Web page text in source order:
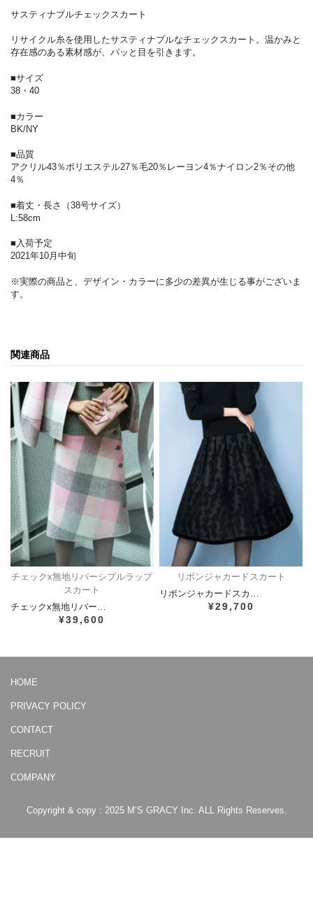
サスティナブルチェックスカート
リサイクル糸を使用したサスティナブルなチェックスカート。温かみと
存在感のある素材感が、パッと目を引きます。
■サイズ
38・40
■カラー
BK/NY
■品質
アクリル43％ポリエステル27％毛20％レーヨン4％ナイロン2％その他
4％
■着丈・長さ（38号サイズ）
L:58cm
■入荷予定
2021年10月中旬
※実際の商品と、デザイン・カラーに多少の差異が生じる事がございま
す。
関連商品
チェックx無地リバーシブルラップ
スカート
チェックx無地リバー…
¥39,600
リボンジャカードスカート
リボンジャカードスカ…
¥29,700
HOME
PRIVACY POLICY
CONTACT
RECRUIT
COMPANY
Copyright & copy : 2025 M’S GRACY Inc. ALL Rights Reserves.